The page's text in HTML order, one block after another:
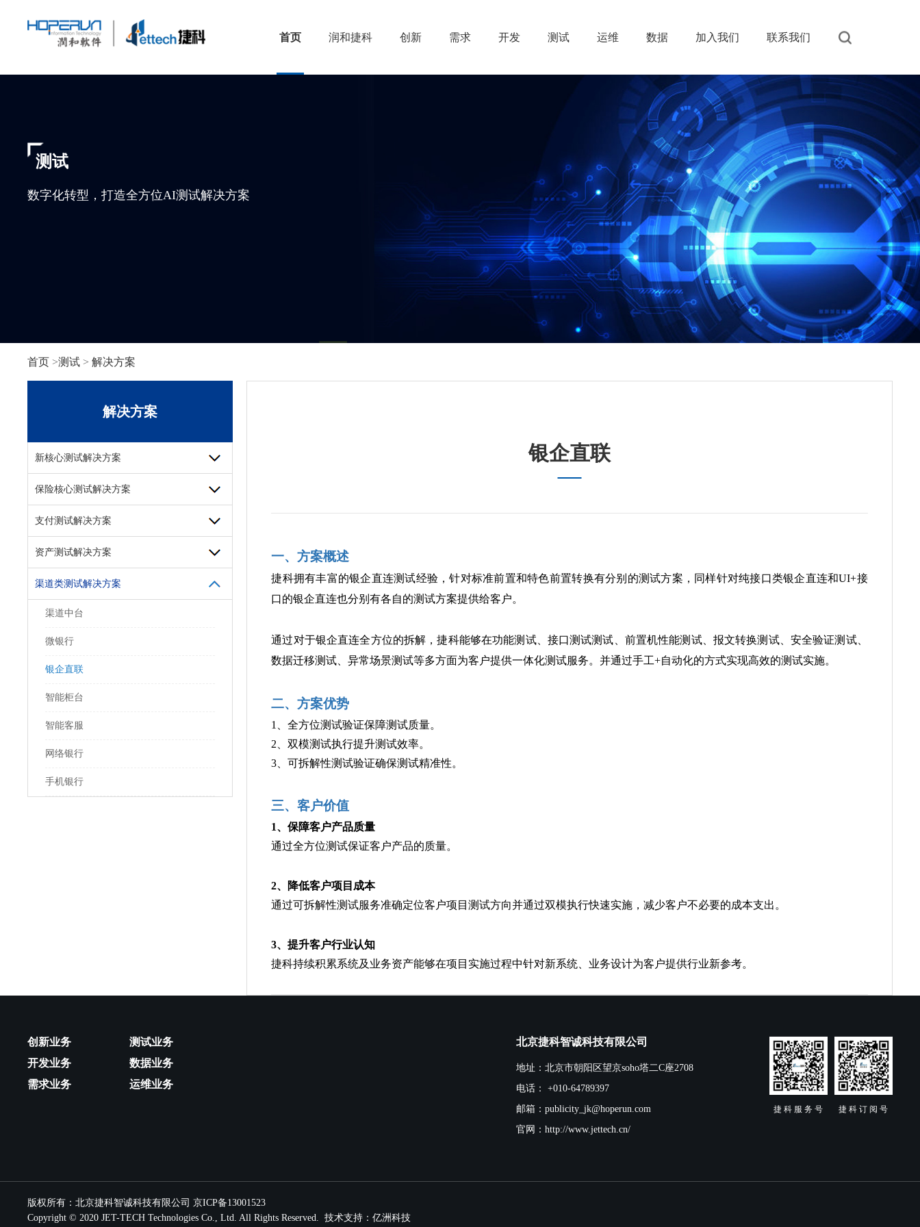
首页 润和捷科 创新 需求 开发 测试 运维 数据 加入我们 联系我们
测试
数字化转型，打造全方位AI测试解决方案
首页 >测试 > 解决方案
解决方案
新核心测试解决方案
保险核心测试解决方案
支付测试解决方案
资产测试解决方案
渠道类测试解决方案
渠道中台
微银行
银企直联
智能柜台
智能客服
网络银行
手机银行
银企直联
一、方案概述
捷科拥有丰富的银企直连测试经验，针对标准前置和特色前置转换有分别的测试方案，同样针对纯接口类银企直连和UI+接
口的银企直连也分别有各自的测试方案提供给客户。
通过对于银企直连全方位的拆解，捷科能够在功能测试、接口测试测试、前置机性能测试、报文转换测试、安全验证测试、
数据迁移测试、异常场景测试等多方面为客户提供一体化测试服务。并通过手工+自动化的方式实现高效的测试实施。
二、方案优势
1、全方位测试验证保障测试质量。
2、双模测试执行提升测试效率。
3、可拆解性测试验证确保测试精准性。
三、客户价值
1、保障客户产品质量
通过全方位测试保证客户产品的质量。
2、降低客户项目成本
通过可拆解性测试服务准确定位客户项目测试方向并通过双模执行快速实施，减少客户不必要的成本支出。
3、提升客户行业认知
捷科持续积累系统及业务资产能够在项目实施过程中针对新系统、业务设计为客户提供行业新参考。
创新业务
测试业务
开发业务
数据业务
需求业务
运维业务
捷 科 服 务 号 捷 科 订 阅 号
北京捷科智诚科技有限公司
地址：北京市朝阳区望京soho塔二C座2708
电话： +010-64789397
邮箱：publicity_jk@hoperun.com
官网：http://www.jettech.cn/
版权所有：北京捷科智诚科技有限公司京ICP备13001523
Copyright © 2020 JET-TECH Technologies Co., Ltd. All Rights Reserved.技术支持：亿洲科技